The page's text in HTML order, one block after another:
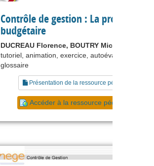
Contrôle de gestion : La procédure
budgétaire
DUCREAU Florence, BOUTRY Michel
tutoriel, animation, exercice, autoévaluation,
glossaire
Présentation de la ressource pédagogique
Accéder à la ressource pédagogique